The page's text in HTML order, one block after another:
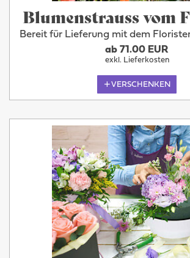
Blumenstrauss vom
Bereit für Lieferung mit dem
ab 71.00 EUR
exkl. Lieferkosten
VERSCHENKEN